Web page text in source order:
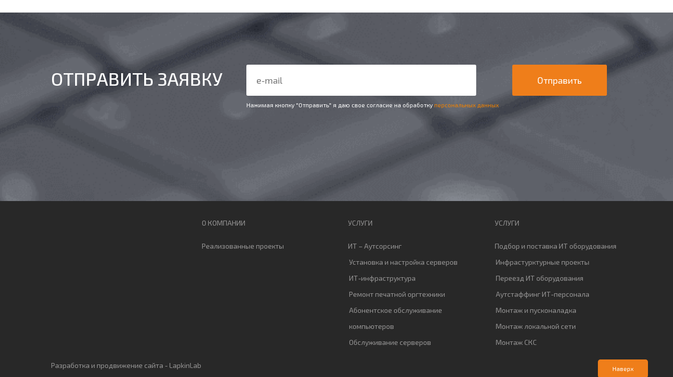
ОТПРАВИТЬ ЗАЯВКУ
Нажимая кнопку "Отправить" я даю свое согласие на обработку персональных данных
О КОМПАНИИ
Реализованные проекты
УСЛУГИ
ИТ – Аутсорсинг
Установка и настройка серверов
ИТ-инфраструктура
Ремонт печатной оргтехники
Абонентское обслуживание
компьютеров
Обслуживание серверов
УСЛУГИ
Подбор и поставка ИТ оборудования
Инфрастурктурные проекты
Переезд ИТ оборудования
Аутстаффинг ИТ-персонала
Монтаж и пусконаладка
Монтаж локальной сети
Монтаж СКС
Разработка и продвижение сайта - LapkinLab Наверх